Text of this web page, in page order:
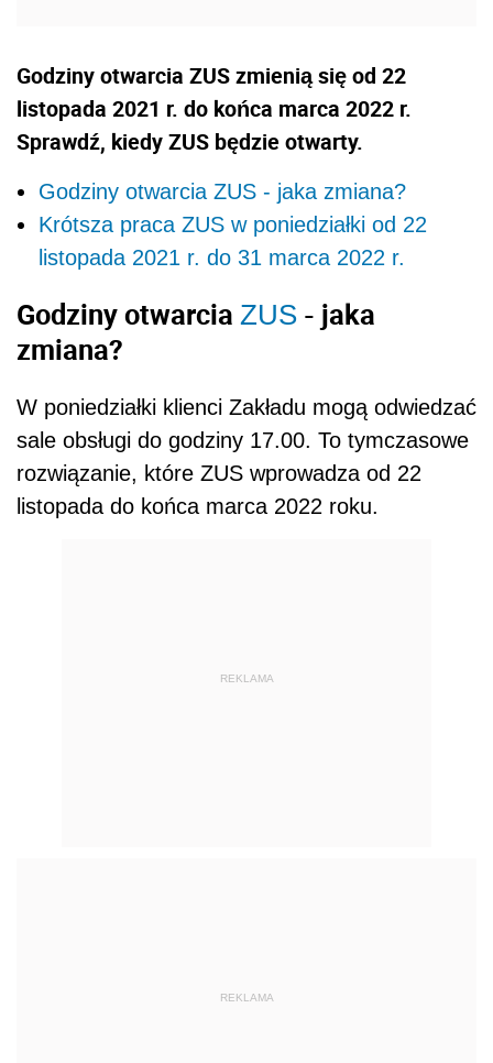
Godziny otwarcia ZUS zmienią się od 22
listopada 2021 r. do końca marca 2022 r.
Sprawdź, kiedy ZUS będzie otwarty.
Godziny otwarcia ZUS - jaka zmiana?
Krótsza praca ZUS w poniedziałki od 22
listopada 2021 r. do 31 marca 2022 r.
Godziny otwarcia ZUS - jaka
zmiana?
W poniedziałki klienci Zakładu mogą odwiedzać
sale obsługi do godziny 17.00. To tymczasowe
rozwiązanie, które ZUS wprowadza od 22
listopada do końca marca 2022 roku.
REKLAMA
REKLAMA